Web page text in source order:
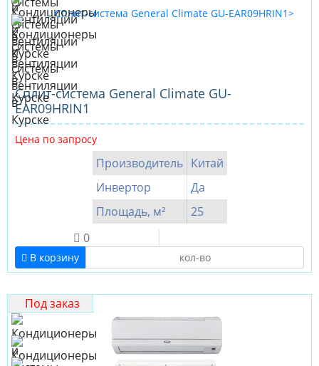
Сплит-система General Climate GU-
EAR09HRIN1
Цена по запросу
Производитель Китай
Инвертор
Да
Площадь, м²
25
0
В корзину
Под заказ